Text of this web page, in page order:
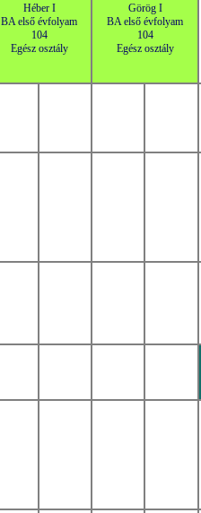
Héber I
BA első évfolyam
104
Egész osztály
Görög I
BA első évfolyam
104
Egész osztály